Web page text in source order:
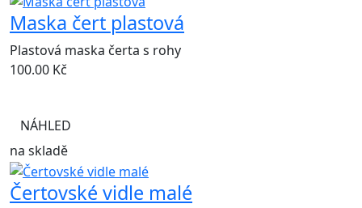
Maska čert plastová
Plastová maska čerta s rohy
100.00 Kč
NÁHLED
na skladě
Čertovské vidle malé